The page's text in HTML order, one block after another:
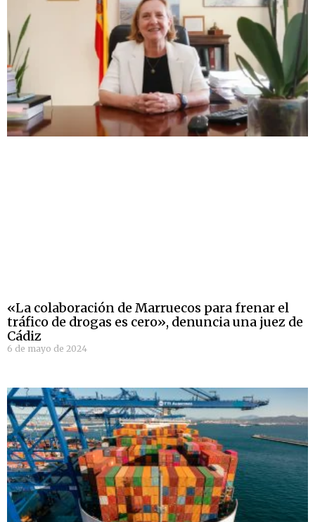
«La colaboración de Marruecos para frenar el
tráfico de drogas es cero», denuncia una juez de
Cádiz
6 de mayo de 2024